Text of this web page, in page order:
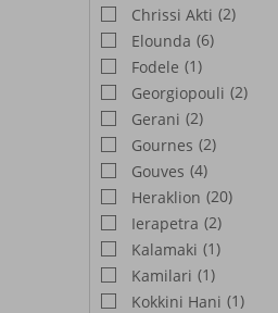
Chrissi Akti (2)
Elounda (6)
Fodele (1)
Georgiopouli (2)
Gerani (2)
Gournes (2)
Gouves (4)
Heraklion (20)
Ierapetra (2)
Kalamaki (1)
Kamilari (1)
Kokkini Hani (1)